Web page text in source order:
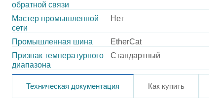
обратной связи
Мастер промышленной
сети
Нет
Промышленная шина
EtherCat
Признак температурного
диапазона
Стандартный
Техническая документация Как купить